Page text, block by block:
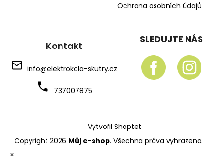
Ochrana osobních údajů
Kontakt
info@elektrokola-skutry.cz
737007875
SLEDUJTE NÁS
Vytvořil Shoptet
Copyright 2026 Můj e-shop. Všechna práva vyhrazena.
×